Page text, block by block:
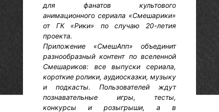
для фанатов культового
анимационного сериала «Смешарики»
от ГК «Рики» по случаю 20-летия
проекта.
Приложение «СмешАпп» объединит
разнообразный контент по вселенной
Смешариков: все выпуски сериала,
короткие ролики, аудиосказки, музыку
и подкасты. Пользователей ждут
познавательные игры, тесты,
конкурсы и розыгрыши, а в